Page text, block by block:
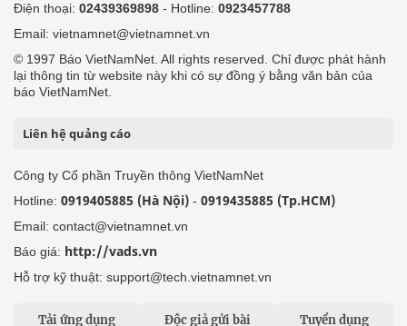
Điện thoại: 02439369898 - Hotline: 0923457788
Email: vietnamnet@vietnamnet.vn
© 1997 Báo VietNamNet. All rights reserved. Chỉ được phát hành
lại thông tin từ website này khi có sự đồng ý bằng văn bản của
báo VietNamNet.
Liên hệ quảng cáo
Công ty Cổ phần Truyền thông VietNamNet
Hotline: 0919405885 (Hà Nội) - 0919435885 (Tp.HCM)
Email: contact@vietnamnet.vn
Báo giá: http://vads.vn
Hỗ trợ kỹ thuật: support@tech.vietnamnet.vn
Tải ứng dụng Độc giả gửi bài Tuyển dụng